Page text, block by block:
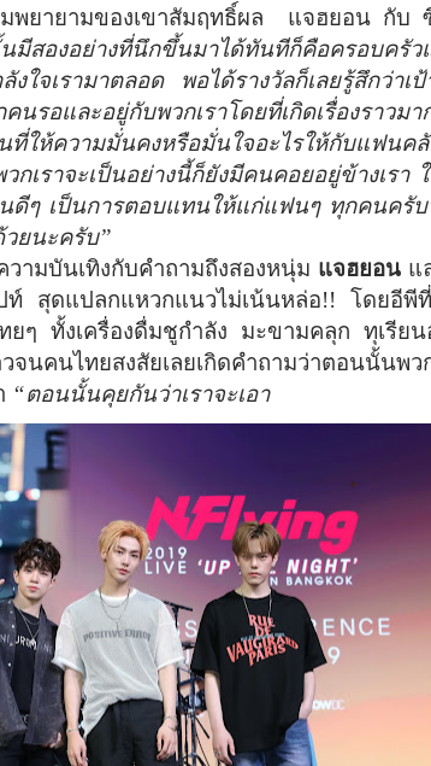
พยายามของเขาสัมฤทธิ์ผล
แจฮยอน กับ
มีสองอย่างที่นึกขึ้นมาได้ทันทีก็คือครอบครัว
ใจเรามาตลอด พอได้รางวัลก็เลยรู้สึกว่าเ
นรอและอยู่กับพวกเราโดยที่เกิดเรื่องราวม
ที่ให้ความมั่นคงหรือมั่นใจอะไรให้กับแฟนคลั
เราจะเป็นอย่างนี้ก็ยังมีคนคอยอยู่ข้างเรา ใ
นดีๆ เป็นการตอบแทนให้แก่แฟนๆ ทุกคนครับ
ยนะครับ”
ามบันเทิงกับคำถามถึงสองหนุ่ม แจฮยอน แ
ท์ สุดแปลกแหวกแนวไม่เน้นหล่อ!! โดยอีพีที่
ยๆ ทั้งเครื่องดื่มชูกำลัง มะขามคลุก ทุเรีย
นคนไทยสงสัยเลยเกิดคำถามว่าตอนนั้นพว
“ตอนนั้นคุยกันว่าเราจะเอา